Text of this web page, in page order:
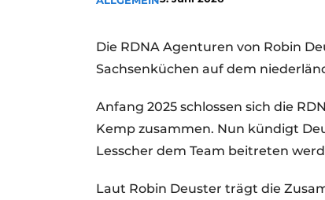
Offene Stellen
Videos
Die RDNA Agenturen von Robin
Sachsenküchen auf dem
Anfang 2025 schlossen sich die
Kemp zusammen. Nun kündigt
Lesscher dem Team beitreten
Laut Robin Deuster trägt die